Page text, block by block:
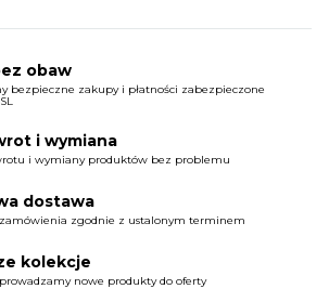
obaw
bezpieczne zakupy i płatności zabezpieczone
i wymiana
i wymiany produktów bez problemu
dostawa
zgodnie z ustalonym terminem
kolekcje
nowe produkty do oferty